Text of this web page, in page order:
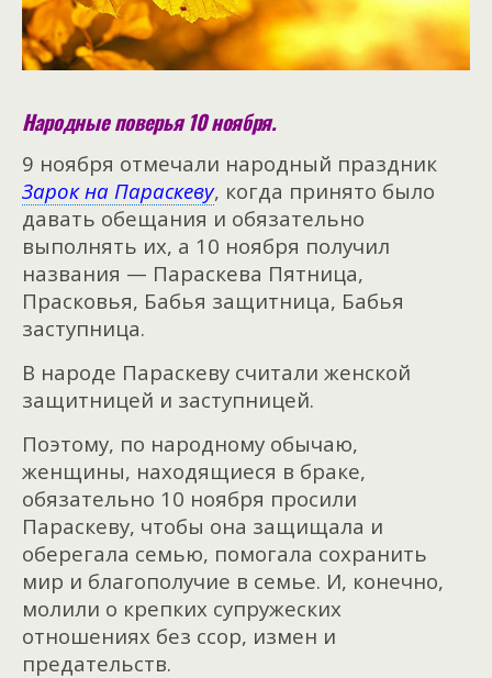
Народные поверья 10 ноября.
9 ноября отмечали народный праздник
Зарок на Параскеву, когда принято было
давать обещания и обязательно
выполнять их, а 10 ноября получил
названия — Параскева Пятница,
Прасковья, Бабья защитница, Бабья
заступница.
В народе Параскеву считали женской
защитницей и заступницей.
Поэтому, по народному обычаю,
женщины, находящиеся в браке,
обязательно 10 ноября просили
Параскеву, чтобы она защищала и
оберегала семью, помогала сохранить
мир и благополучие в семье. И, конечно,
молили о крепких супружеских
отношениях без ссор, измен и
предательств.